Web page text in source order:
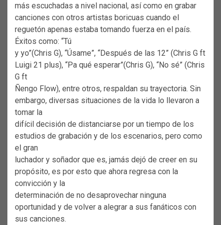
más escuchadas a nivel nacional, así como en grabar
canciones con otros artistas boricuas cuando el
reguetón apenas estaba tomando fuerza en el país.
Éxitos como: “Tú
y yo”(Chris G), “Úsame”, “Después de las 12” (Chris G ft
Luigi 21 plus), “Pa qué esperar”(Chris G), “No sé” (Chris
G ft
Ñengo Flow), entre otros, respaldan su trayectoria. Sin
embargo, diversas situaciones de la vida lo llevaron a
tomar la
difícil decisión de distanciarse por un tiempo de los
estudios de grabación y de los escenarios, pero como
el gran
luchador y soñador que es, jamás dejó de creer en su
propósito, es por esto que ahora regresa con la
convicción y la
determinación de no desaprovechar ninguna
oportunidad y de volver a alegrar a sus fanáticos con
sus canciones.